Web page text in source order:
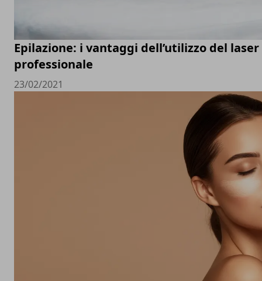
Epilazione: i vantaggi dell’utilizzo del laser
professionale
23/02/2021